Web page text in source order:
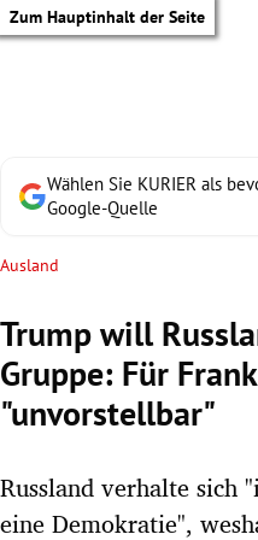
Zum Hauptinhalt der Seite
Wählen Sie KURIER als
Google-Quelle
Ausland
Trump will
Gruppe: Für
"unvorstellbar"
Russland verhalte sich
eine Demokratie",